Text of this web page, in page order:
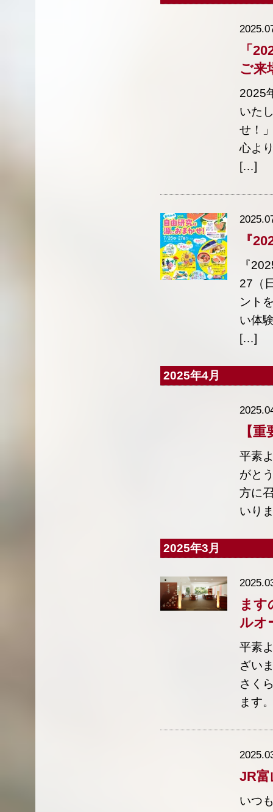
「
ご来
2025
いた
せ！
心よ
[…]
『
『
27（
ント
い体
[…]
2025年4月
【
平素
がと
方に
いり
2025年3月
ます
ルオ
平素
ざい
さく
ます
JR富
いつ